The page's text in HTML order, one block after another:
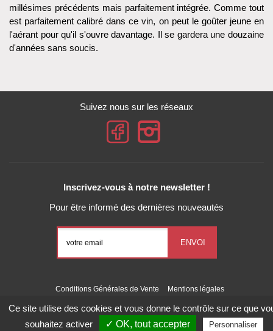
millésimes précédents mais parfaitement intégrée. Comme tout
est parfaitement calibré dans ce vin, on peut le goûter jeune en
l'aérant pour qu'il s'ouvre davantage. Il se gardera une douzaine
d'années sans soucis.
Suivez nous sur les réseaux
Inscrivez-vous à notre newsletter !
Pour être informé des dernières nouveautés
Conditions Générales de Vente
Mentions légales
Gestion des cookies Liste des cookies
Ce site utilise des cookies et vous donne le contrôle sur ce que
souhaitez activer
✓ OK, tout accepter Personnaliser